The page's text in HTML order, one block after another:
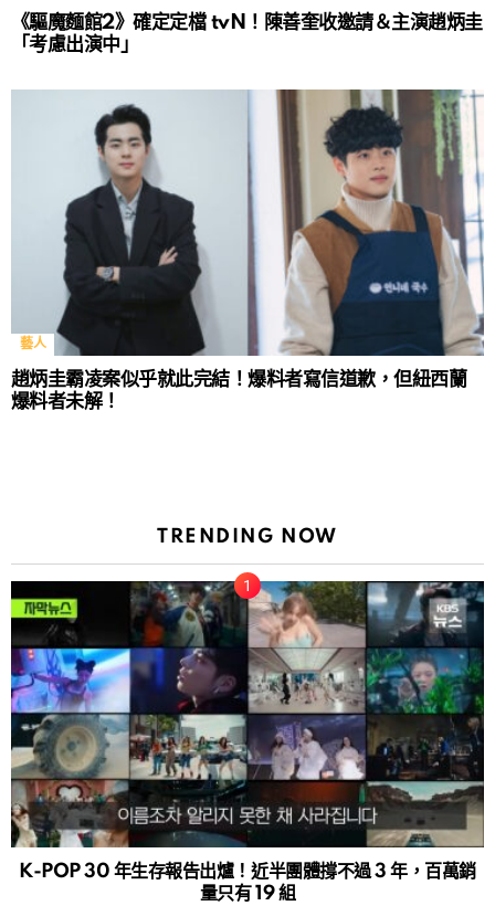
《驅魔麵館2》確定定檔 tvN！陳善奎收邀請＆主演趙炳圭
「考慮出演中」
藝人
趙炳圭霸凌案似乎就此完結！爆料者寫信道歉，但紐西蘭
爆料者未解！
TRENDING NOW
K-POP 30 年生存報告出爐！近半團體撐不過 3 年，百萬銷
量只有 19 組